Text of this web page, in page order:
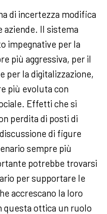
di incertezza modifica
Il sistema
impegnative per la
più aggressiva, per il
per la digitalizzazione,
più evoluta con
Effetti che si
perdita di posti di
di figure
sempre più
potrebbe trovarsi
per supportare le
accrescano la loro
questa ottica un ruolo